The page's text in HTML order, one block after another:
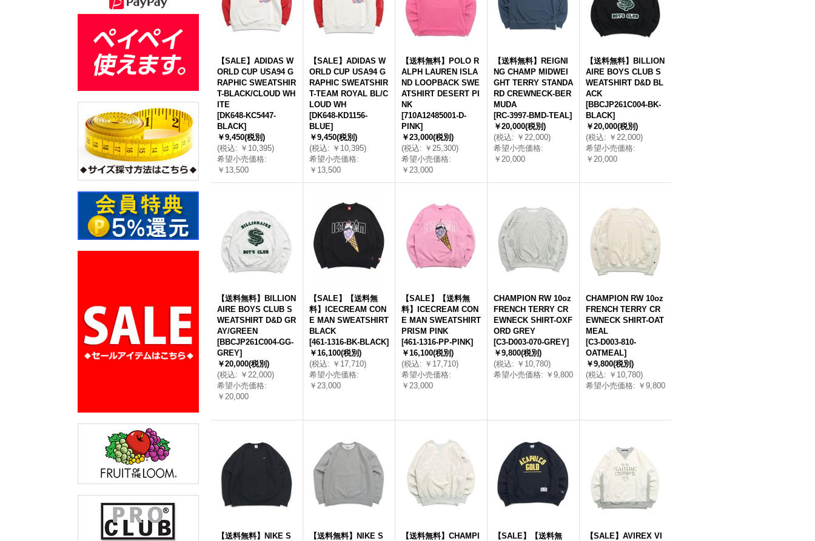
【SALE】ADIDAS W
ORLD CUP USA94 G
RAPHIC SWEATSHIR
T-BLACK/CLOUD WH
ITE
[DK648-KC5447-
BLACK]
￥9,450(税別)
(税込: ￥10,395)
希望小売価格:
￥13,500
【SALE】ADIDAS W
ORLD CUP USA94 G
RAPHIC SWEATSHIR
T-TEAM ROYAL BL/C
LOUD WH
[DK648-KD1156-
BLUE]
￥9,450(税別)
(税込: ￥10,395)
希望小売価格:
￥13,500
【送料無料】POLO R
ALPH LAUREN ISLA
ND LOOPBACK SWE
ATSHIRT DESERT PI
NK
[710A12485001-D-
PINK]
￥23,000(税別)
(税込: ￥25,300)
希望小売価格:
￥23,000
【送料無料】REIGNI
NG CHAMP MIDWEI
GHT TERRY STANDA
RD CREWNECK-BER
MUDA
[RC-3997-BMD-TEAL]
￥20,000(税別)
(税込: ￥22,000)
希望小売価格:
￥20,000
【送料無料】BILLION
AIRE BOYS CLUB S
WEATSHIRT D&D BL
ACK
[BBCJP261C004-BK-
BLACK]
￥20,000(税別)
(税込: ￥22,000)
希望小売価格:
￥20,000
【送料無料】BILLION
AIRE BOYS CLUB S
WEATSHIRT D&D GR
AY/GREEN
[BBCJP261C004-GG-
GREY]
￥20,000(税別)
(税込: ￥22,000)
希望小売価格:
￥20,000
【SALE】【送料無
料】ICECREAM CON
E MAN SWEATSHIRT
BLACK
[461-1316-BK-BLACK]
￥16,100(税別)
(税込: ￥17,710)
希望小売価格:
￥23,000
【SALE】【送料無
料】ICECREAM CON
E MAN SWEATSHIRT
PRISM PINK
[461-1316-PP-PINK]
￥16,100(税別)
(税込: ￥17,710)
希望小売価格:
￥23,000
CHAMPION RW 10oz
FRENCH TERRY CR
EWNECK SHIRT-OXF
ORD GREY
[C3-D003-070-GREY]
￥9,800(税別)
(税込: ￥10,780)
希望小売価格: ￥9,800
CHAMPION RW 10oz
FRENCH TERRY CR
EWNECK SHIRT-OAT
MEAL
[C3-D003-810-
OATMEAL]
￥9,800(税別)
(税込: ￥10,780)
希望小売価格: ￥9,800
【送料無料】NIKE S
【送料無料】NIKE S
【送料無料】CHAMPI
【SALE】【送料無
【SALE】AVIREX VI